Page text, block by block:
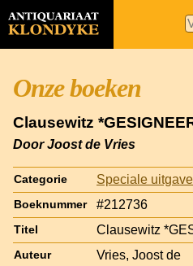
Onze boeken
Clausewitz
Door Joost de Vries
Categorie Speciale
Boeknummer #212736
Titel Clausewitz
Auteur Vries, Joost de